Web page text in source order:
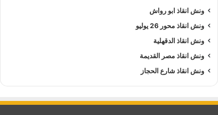
ونش انقاذ ابو رواش
ونش انقاذ محور 26 يوليو
ونش انقاذ الدقهلية
ونش انقاذ مصر القديمة
ونش انقاذ شارع الحجاز